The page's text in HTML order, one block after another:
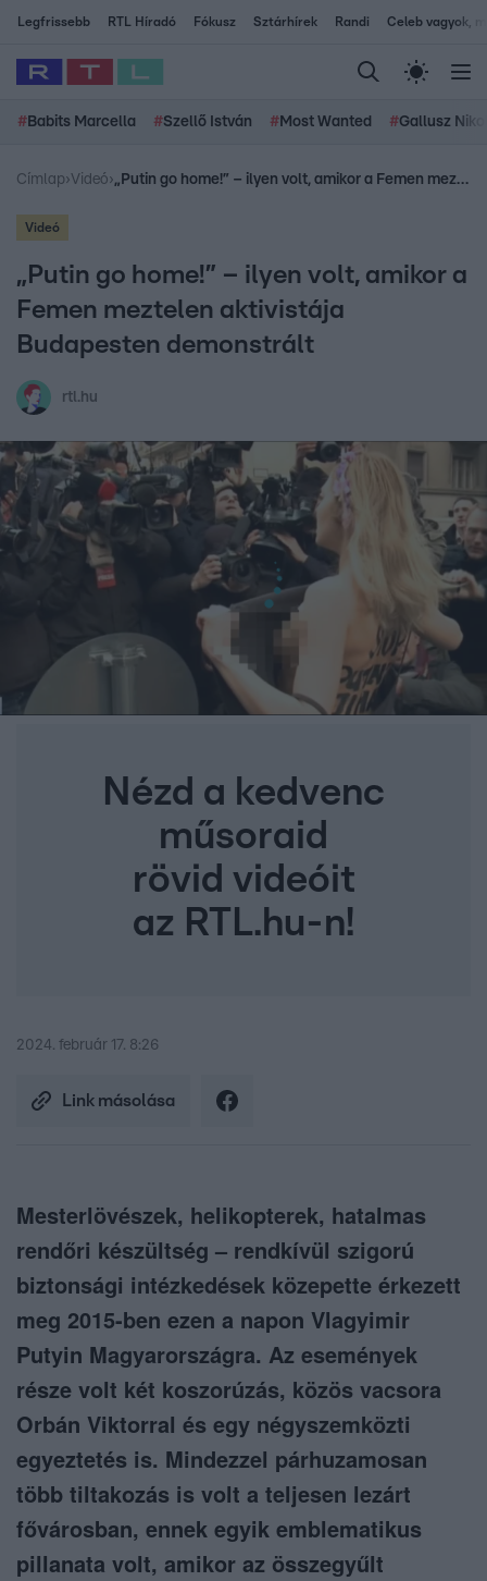
Legfrissebb RTL Híradó Fókusz Sztárhírek Randi Celeb vagyok,
# Babits Marcella #Szellő István # Most Wanted #Gallusz
Címlap›Videó› „Putin go home!” – ilyen volt, amikor a Femen meztelen aktivistája Budapesten demonstrált
Videó
„Putin go home!” – ilyen volt, amikor a
Femen meztelen aktivistája
Budapesten demonstrált
rtl.hu
Nézd a kedvenc
műsoraid
rövid videóit
az RTL.hu-n!
2024. február 17. 8:26
Link másolása
Mesterlövészek, helikopterek, hatalmas
rendőri készültség – rendkívül szigorú
biztonsági intézkedések közepette érkezett
meg 2015-ben ezen a napon Vlagyimir
Putyin Magyarországra. Az események
része volt két koszorúzás, közös vacsora
Orbán Viktorral és egy négyszemközti
egyeztetés is. Mindezzel párhuzamosan
több tiltakozás is volt a teljesen lezárt
fővárosban, ennek egyik emblematikus
pillanata volt, amikor az összegyűlt